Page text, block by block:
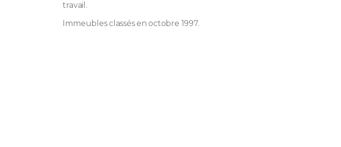
travail.
Immeubles classés en octobre 1997.